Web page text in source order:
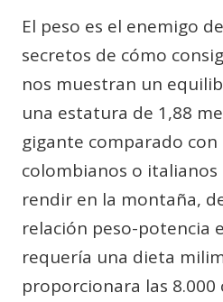
El peso es el enemigo
secretos de cómo
nos muestran un
una estatura de 1,88
gigante comparado con
colombianos o italianos
rendir en la montaña,
relación peso-potencia
requería una dieta
proporcionara las 8.000